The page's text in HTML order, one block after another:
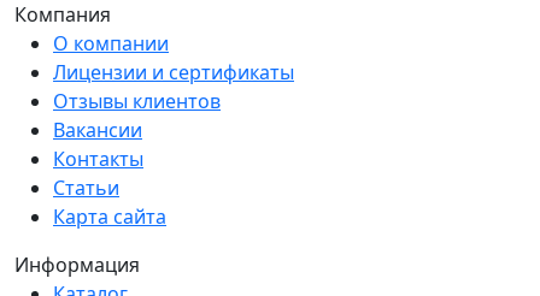
Компания
О компании
Лицензии и сертификаты
Отзывы клиентов
Вакансии
Контакты
Статьи
Карта сайта
Информация